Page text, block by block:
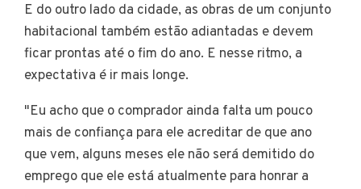
E do outro lado da cidade, as obras de um conjunto
habitacional também estão adiantadas e devem
ficar prontas até o fim do ano. E nesse ritmo, a
expectativa é ir mais longe.
"Eu acho que o comprador ainda falta um pouco
mais de confiança para ele acreditar de que ano
que vem, alguns meses ele não será demitido do
emprego que ele está atualmente para honrar a